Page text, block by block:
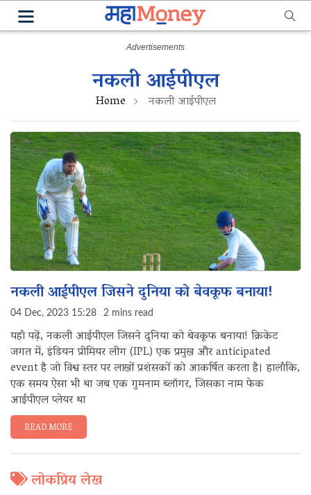
नकली आईपीएल
Home नकली आईपीएल
नकली आईपीएल जिसने दुनिया को बेवकूफ बनाया!
04 Dec, 2023 15:28 2 mins read
यहाँ पढ़ें, नकली आईपीएल जिसने दुनिया को बेवकूफ बनाया! क्रिकेट
जगत में, इंडियन प्रीमियर लीग (IPL) एक प्रमुख और anticipated
event है जो विश्व स्तर पर लाखों प्रशंसकों को आकर्षित करता है। हालाँकि,
एक समय ऐसा भी था जब एक गुमनाम ब्लॉगर, जिसका नाम फेक
आईपीएल प्लेयर था
READ MORE
लोकप्रिय लेख